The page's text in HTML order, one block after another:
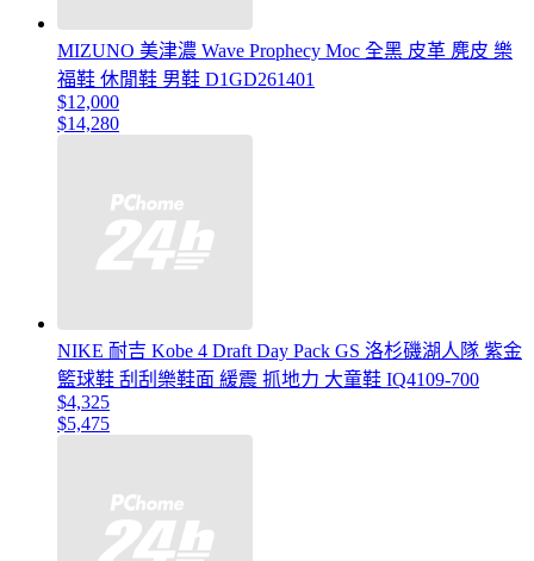
MIZUNO 美津濃 Wave Prophecy Moc 全黑 皮革 麂皮 樂
福鞋 休閒鞋 男鞋 D1GD261401
$12,000
$14,280
NIKE 耐吉 Kobe 4 Draft Day Pack GS 洛杉磯湖人隊 紫金
籃球鞋 刮刮樂鞋面 緩震 抓地力 大童鞋 IQ4109-700
$4,325
$5,475